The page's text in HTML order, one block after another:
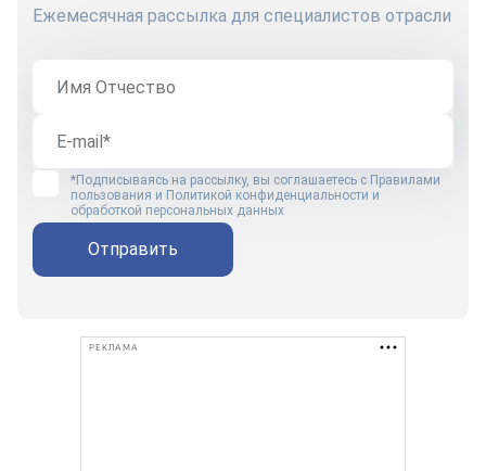
Ежемесячная рассылка для специалистов отрасли
*Подписываясь на рассылку, вы соглашаетесь с Правилами
пользования и Политикой конфиденциальности и
обработкой персональных данных
Отправить
РЕКЛАМА